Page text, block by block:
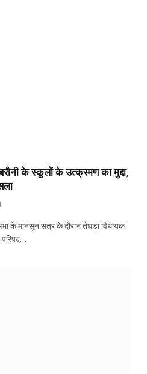
के स्कूलों के उत्क्रमण का मुद्दा,
के मानसून सत्र के दौरान तेघड़ा विधायक
परिषद…